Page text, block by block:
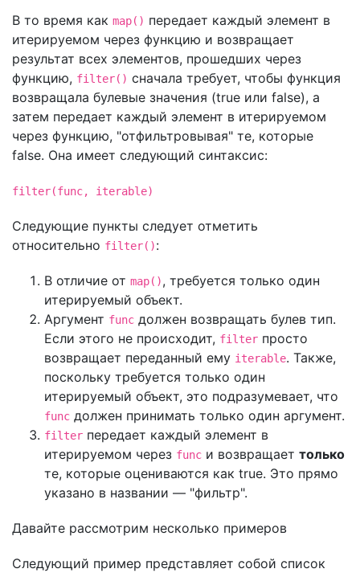
В то время как map() передает каждый элемент в
итерируемом через функцию и возвращает
результат всех элементов, прошедших через
функцию, filter() сначала требует, чтобы функция
возвращала булевые значения (true или false), а
затем передает каждый элемент в итерируемом
через функцию, "отфильтровывая" те, которые
false. Она имеет следующий синтаксис:
filter(func, iterable)
Следующие пункты следует отметить
относительно filter():
В отличие от map(), требуется только один
итерируемый объект.
Аргумент func должен возвращать булев тип.
Если этого не происходит, filter просто
возвращает переданный ему iterable. Также,
поскольку требуется только один
итерируемый объект, это подразумевает, что
func должен принимать только один аргумент.
filter передает каждый элемент в
итерируемом через func и возвращает только
те, которые оцениваются как true. Это прямо
указано в названии — "фильтр".
Давайте рассмотрим несколько примеров
Следующий пример представляет собой список